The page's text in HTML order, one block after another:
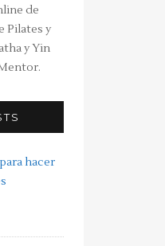
de
Pilates y
y Yin
hacer